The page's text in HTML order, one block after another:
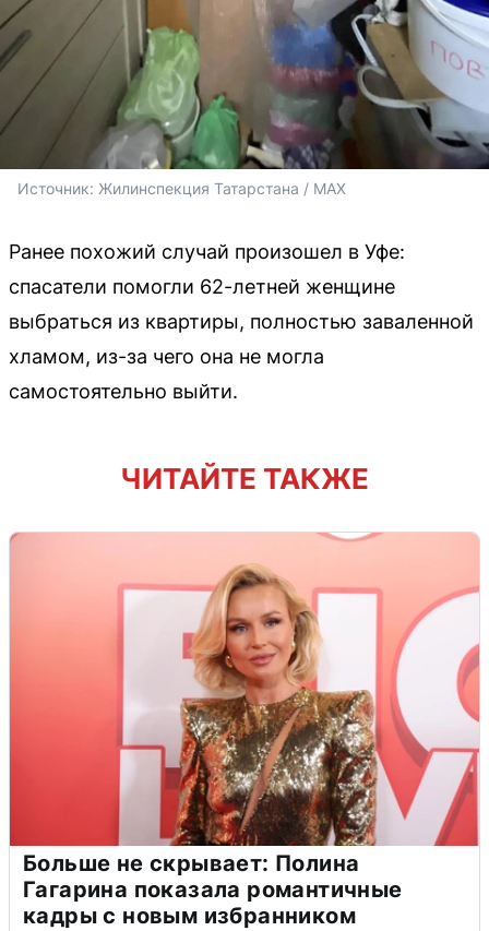
Источник: Жилинспекция Татарстана / MAX
Ранее похожий случай произошел в Уфе:
спасатели помогли 62-летней женщине
выбраться из квартиры, полностью заваленной
хламом, из-за чего она не могла
самостоятельно выйти.
ЧИТАЙТЕ ТАКЖЕ
Больше не скрывает: Полина
Гагарина показала романтичные
кадры с новым избранником